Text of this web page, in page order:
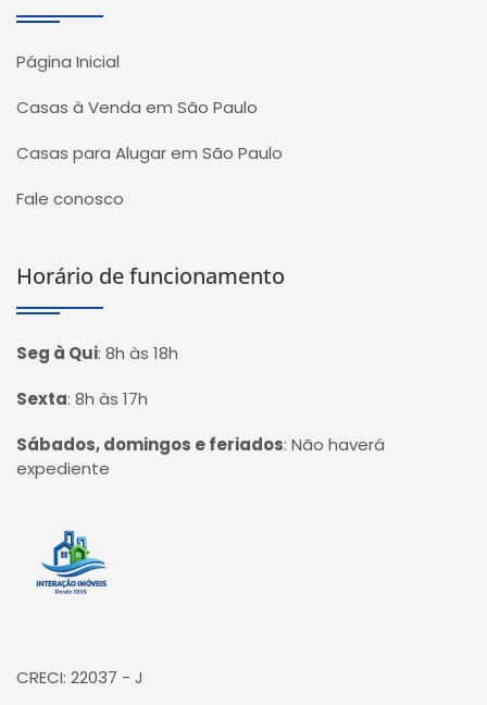
Página Inicial
Casas à Venda em São Paulo
Casas para Alugar em São Paulo
Fale conosco
Horário de funcionamento
Seg à Qui: 8h às 18h
Sexta: 8h às 17h
Sábados, domingos e feriados: Não haverá
expediente
Página inicial
CRECI: 22037 - J